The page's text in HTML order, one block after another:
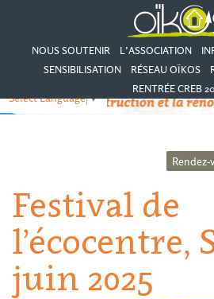
NOUS SOUTENIR L’ASSOCIATION
SENSIBILISATION
RÉSEAU OÏKOS
RENTRÉE CREB
Select Language▼
Festival de
l’écocentre,
juin 2025